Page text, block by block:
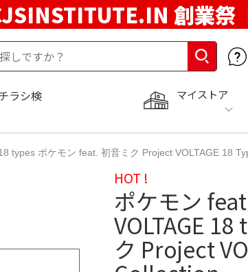
創業祭
マイストア
ラシ検
types ポケモン feat. 初音ミク Project VOLTAGE 18
HOT !
ポケモン
VOLTAGE
ク Project